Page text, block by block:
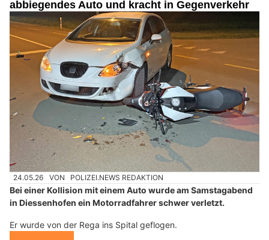
abbiegendes Auto und kracht in Gegenverkehr
24.05.26 VON POLIZEI.NEWS REDAKTION
Bei einer Kollision mit einem Auto wurde am Samstagabend
in Diessenhofen ein Motorradfahrer schwer verletzt.
Er wurde von der Rega ins Spital geflogen.